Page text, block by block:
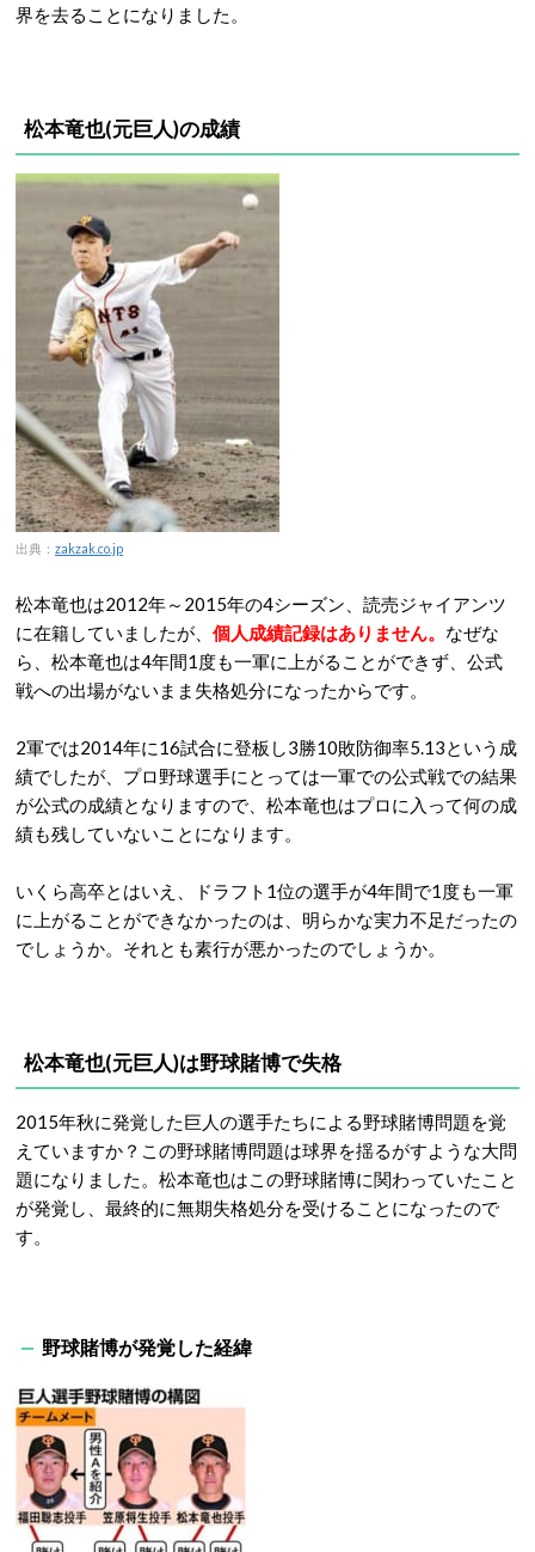
界を去ることになりました。
松本竜也(元巨人)の成績
出典： zakzak.co.jp
松本竜也は2012年～2015年の4シーズン、読売ジャイアンツ
に在籍していましたが、 個人成績記録はありません。 なぜな
ら、松本竜也は4年間1度も一軍に上がることができず、公式
戦への出場がないまま失格処分になったからです。
2軍では2014年に16試合に登板し3勝10敗防御率5.13という成
績でしたが、プロ野球選手にとっては一軍での公式戦での結果
が公式の成績となりますので、松本竜也はプロに入って何の成
績も残していないことになります。
いくら高卒とはいえ、ドラフト1位の選手が4年間で1度も一軍
に上がることができなかったのは、明らかな実力不足だったの
でしょうか。それとも素行が悪かったのでしょうか。
松本竜也(元巨人)は野球賭博で失格
2015年秋に発覚した巨人の選手たちによる野球賭博問題を覚
えていますか？この野球賭博問題は球界を揺るがすような大問
題になりました。松本竜也はこの野球賭博に関わっていたこと
が発覚し、最終的に無期失格処分を受けることになったので
す。
野球賭博が発覚した経緯